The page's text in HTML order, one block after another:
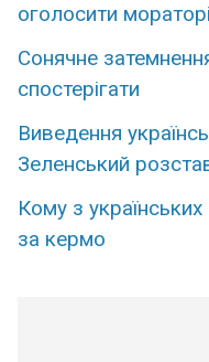
оголосити
Сонячне
спостерігати
Виведення
Зеленський
Кому з
за кеpмо